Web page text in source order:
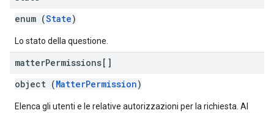
enum (State)
Lo stato della questione.
matterPermissions[]
object (MatterPermission)
Elenca gli utenti e le relative autorizzazioni per la richiesta. Al